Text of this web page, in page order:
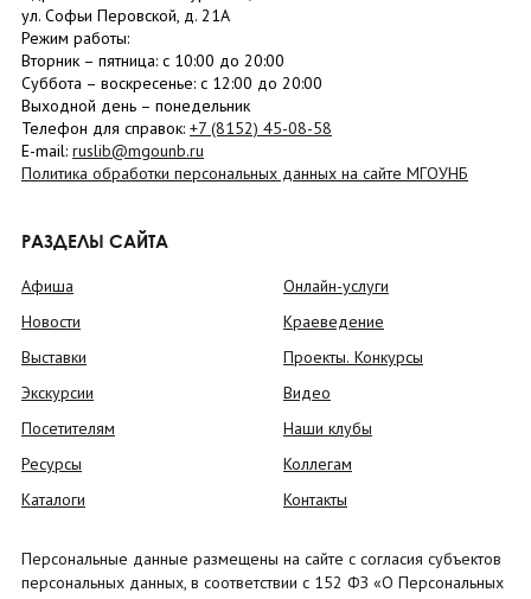
ул. Софьи Перовской, д. 21А
Режим работы:
Вторник – пятница: с 10:00 до 20:00
Суббота – воскресенье: c 12:00 до 20:00
Выходной день – понедельник
Телефон для справок: +7 (8152) 45-08-58
E-mail: ruslib@mgounb.ru
Политика обработки персональных данных на сайте МГОУНБ
РАЗДЕЛЫ САЙТА
Афиша
Новости
Выставки
Экскурсии
Посетителям
Ресурсы
Каталоги
Онлайн-услуги
Краеведение
Проекты. Конкурсы
Видео
Наши клубы
Коллегам
Контакты
Персональные данные размещены на сайте с согласия субъектов
персональных данных, в соответствии с 152 ФЗ «О Персональных